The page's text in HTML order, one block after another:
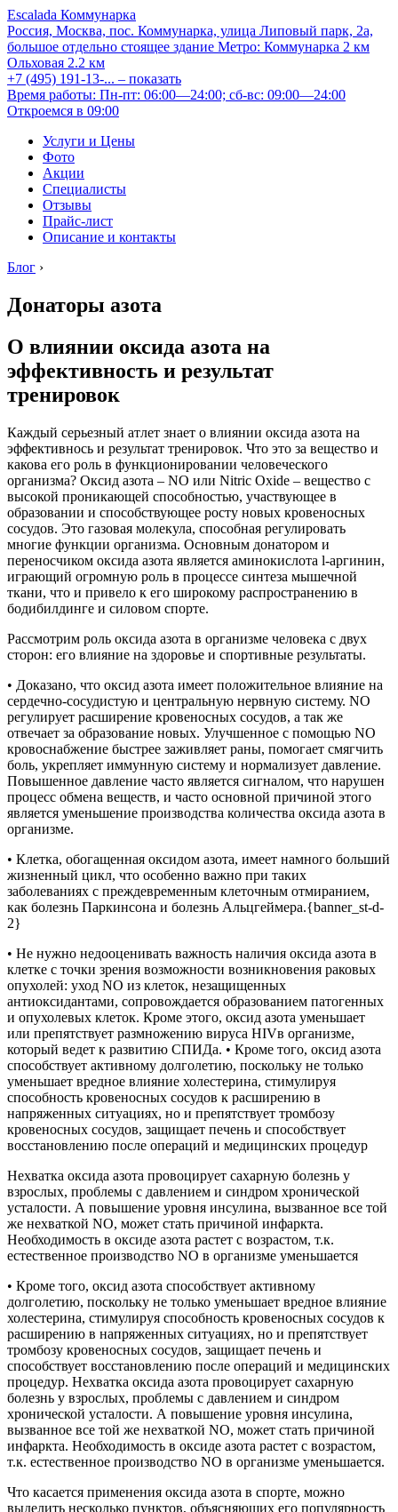
Escalada Коммунарка
Россия, Москва, пос. Коммунарка, улица Липовый парк, 2а,
большое отдельно стоящее здание Метро: Коммунарка 2 км
Ольховая 2.2 км
+7 (495) 191-13-... – показать
Время работы: Пн-пт: 06:00—24:00; сб-вс: 09:00—24:00
Откроемся в 09:00
Услуги и Цены
Фото
Акции
Специалисты
Отзывы
Прайс-лист
Описание и контакты
Блог ›
Донаторы азота
О влиянии оксида азота на
эффективность и результат
тренировок
Каждый серьезный атлет знает о влиянии оксида азота на
эффективнось и результат тренировок. Что это за вещество и
какова его роль в функционировании человеческого
организма? Оксид азота – NO или Nitric Oxide – вещество с
высокой проникающей способностью, участвующее в
образовании и способствующее росту новых кровеносных
сосудов. Это газовая молекула, способная регулировать
многие функции организма. Основным донатором и
переносчиком оксида азота является аминокислота l-аргинин,
играющий огромную роль в процессе синтеза мышечной
ткани, что и привело к его широкому распространению в
бодибилдинге и силовом спорте.
Рассмотрим роль оксида азота в организме человека с двух
сторон: его влияние на здоровье и спортивные результаты.
• Доказано, что оксид азота имеет положительное влияние на
сердечно-сосудистую и центральную нервную систему. NO
регулирует расширение кровеносных сосудов, а так же
отвечает за образование новых. Улучшенное с помощью NO
кровоснабжение быстрее заживляет раны, помогает смягчить
боль, укрепляет иммунную систему и нормализует давление.
Повышенное давление часто является сигналом, что нарушен
процесс обмена веществ, и часто основной причиной этого
является уменьшение производства количества оксида азота в
организме.
• Клетка, обогащенная оксидом азота, имеет намного больший
жизненный цикл, что особенно важно при таких
заболеваниях с преждевременным клеточным отмиранием,
как болезнь Паркинсона и болезнь Альцгеймера.{banner_st-d-
2}
• Не нужно недооценивать важность наличия оксида азота в
клетке с точки зрения возможности возникновения раковых
опухолей: уход NO из клеток, незащищенных
антиоксидантами, сопровождается образованием патогенных
и опухолевых клеток. Кроме этого, оксид азота уменьшает
или препятствует размножению вируса HIVв организме,
который ведет к развитию СПИДа. • Кроме того, оксид азота
способствует активному долголетию, поскольку не только
уменьшает вредное влияние холестерина, стимулируя
способность кровеносных сосудов к расширению в
напряженных ситуациях, но и препятствует тромбозу
кровеносных сосудов, защищает печень и способствует
восстановлению после операций и медицинских процедур
Нехватка оксида азота провоцирует сахарную болезнь у
взрослых, проблемы с давлением и синдром хронической
усталости. А повышение уровня инсулина, вызванное все той
же нехваткой NO, может стать причиной инфаркта.
Необходимость в оксиде азота растет с возрастом, т.к.
естественное производство NO в организме уменьшается
• Кроме того, оксид азота способствует активному
долголетию, поскольку не только уменьшает вредное влияние
холестерина, стимулируя способность кровеносных сосудов к
расширению в напряженных ситуациях, но и препятствует
тромбозу кровеносных сосудов, защищает печень и
способствует восстановлению после операций и медицинских
процедур. Нехватка оксида азота провоцирует сахарную
болезнь у взрослых, проблемы с давлением и синдром
хронической усталости. А повышение уровня инсулина,
вызванное все той же нехваткой NO, может стать причиной
инфаркта. Необходимость в оксиде азота растет с возрастом,
т.к. естественное производство NO в организме уменьшается.
Что касается применения оксида азота в спорте, можно
выделить несколько пунктов, объясняющих его популярность